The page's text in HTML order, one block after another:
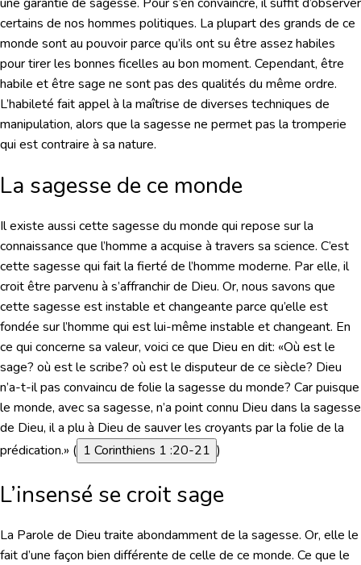
certains de nos hommes politiques. La plupart des grands de ce
monde sont au pouvoir parce qu’ils ont su être assez habiles
pour tirer les bonnes ficelles au bon moment. Cependant, être
habile et être sage ne sont pas des qualités du même ordre.
L’habileté fait appel à la maîtrise de diverses techniques de
manipulation, alors que la sagesse ne permet pas la tromperie
qui est contraire à sa nature.
La sagesse de ce monde
Il existe aussi cette sagesse du monde qui repose sur la
connaissance que l’homme a acquise à travers sa science. C’est
cette sagesse qui fait la fierté de l’homme moderne. Par elle, il
croit être parvenu à s’affranchir de Dieu. Or, nous savons que
cette sagesse est instable et changeante parce qu’elle est
fondée sur l’homme qui est lui-même instable et changeant. En
ce qui concerne sa valeur, voici ce que Dieu en dit: «Où est le
sage? où est le scribe? où est le disputeur de ce siècle? Dieu
n’a-t-il pas convaincu de folie la sagesse du monde? Car puisque
le monde, avec sa sagesse, n’a point connu Dieu dans la sagesse
de Dieu, il a plu à Dieu de sauver les croyants par la folie de la
prédication.» ( 1 Corinthiens 1 :20-21 )
L’insensé se croit sage
La Parole de Dieu traite abondamment de la sagesse. Or, elle le
fait d’une façon bien différente de celle de ce monde. Ce que le